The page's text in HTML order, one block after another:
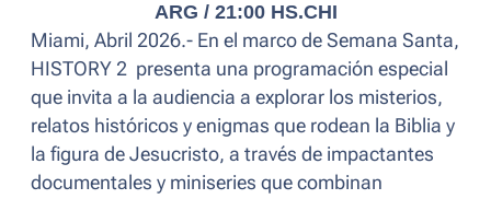
ARG / 21:00 HS.CHI
Miami, Abril 2026.- En el marco de Semana Santa,
HISTORY 2 presenta una programación especial
que invita a la audiencia a explorar los misterios,
relatos históricos y enigmas que rodean la Biblia y
la figura de Jesucristo, a través de impactantes
documentales y miniseries que combinan